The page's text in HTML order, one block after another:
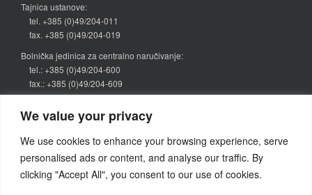
We value your privacy
We use cookies to enhance your browsing experience, serve
personalised ads or content, and analyse our traffic. By
clicking "Accept All", you consent to our use of cookies.
Tajnica ustanove:
tel. +385 (0)49/204-011
fax. +385 (0)49/204-019
Bolnička jedinica za centralno naručivanje:
tel.: +385 (0)49/204-600
fax.: +385 (0)49/204-609
narucivanje@bolnica-zabok.hr
Kategorije vijesti
Objava(64)